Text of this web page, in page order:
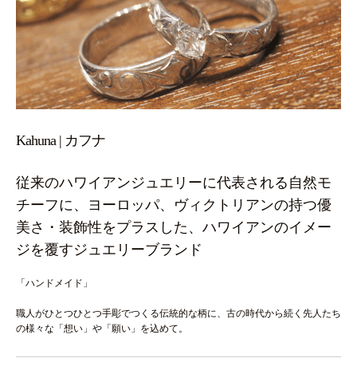
Kahuna | カフナ
従来のハワイアンジュエリーに代表される自然モ
チーフに、ヨーロッパ、ヴィクトリアンの持つ優
美さ・装飾性をプラスした、ハワイアンのイメー
ジを覆すジュエリーブランド
「ハンドメイド」
職人がひとつひとつ手彫でつくる伝統的な柄に、古の時代から続く先人たち
の様々な「想い」や「願い」を込めて。